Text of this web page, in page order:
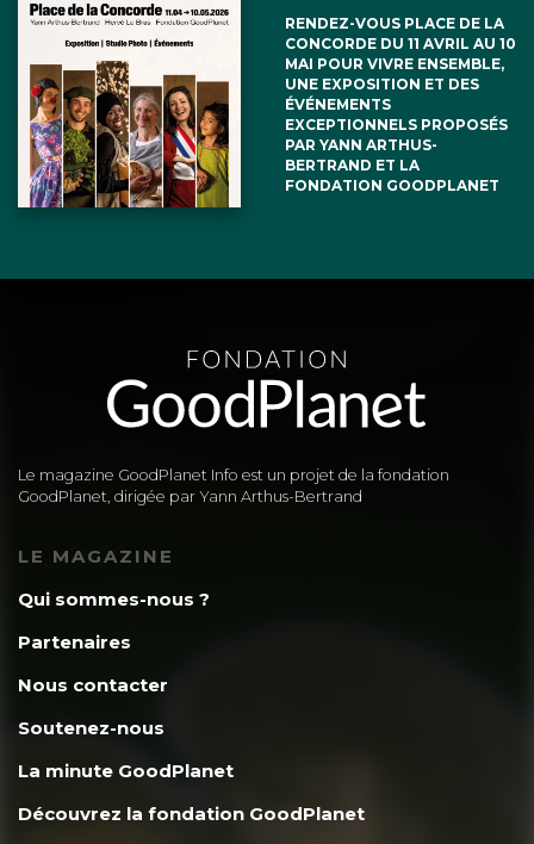
RENDEZ-VOUS PLACE DE LA
CONCORDE DU 11 AVRIL AU 10
MAI POUR VIVRE ENSEMBLE,
UNE EXPOSITION ET DES
ÉVÉNEMENTS
EXCEPTIONNELS PROPOSÉS
PAR YANN ARTHUS-
BERTRAND ET LA
FONDATION GOODPLANET
Le magazine GoodPlanet Info est un projet de la fondation
GoodPlanet, dirigée par Yann Arthus-Bertrand
LE MAGAZINE
Qui sommes-nous ?
Partenaires
Nous contacter
Soutenez-nous
La minute GoodPlanet
Découvrez la fondation GoodPlanet